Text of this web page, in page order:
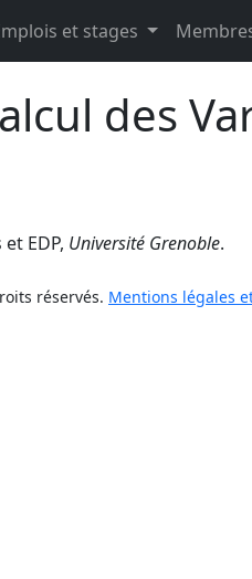
et stages
des
EDP, Université Grenoble.
réservés. Mentions légales